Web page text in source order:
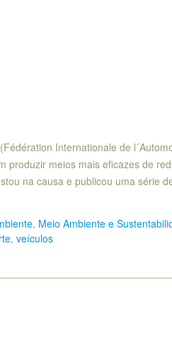
Internationale de
produzir meios mais eficazes de
na causa e publicou uma série
, Meio Ambiente e
, veículos